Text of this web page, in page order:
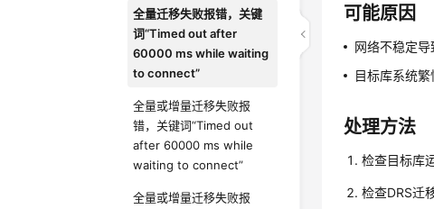
全量迁移失败报错，关键
词“Timed out after
60000 ms while waiting
to connect”
全量或增量迁移失败报
错，关键词“Timed out
after 60000 ms while
waiting to connect”
全量或增量迁移失败报
可能原因
网络不稳定导
目标库系统繁
处理方法
检查目标库
检查DRS迁